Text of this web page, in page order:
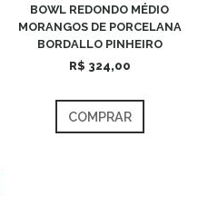
BOWL REDONDO MÉDIO
MORANGOS DE PORCELANA
BORDALLO PINHEIRO
R$ 324,00
COMPRAR